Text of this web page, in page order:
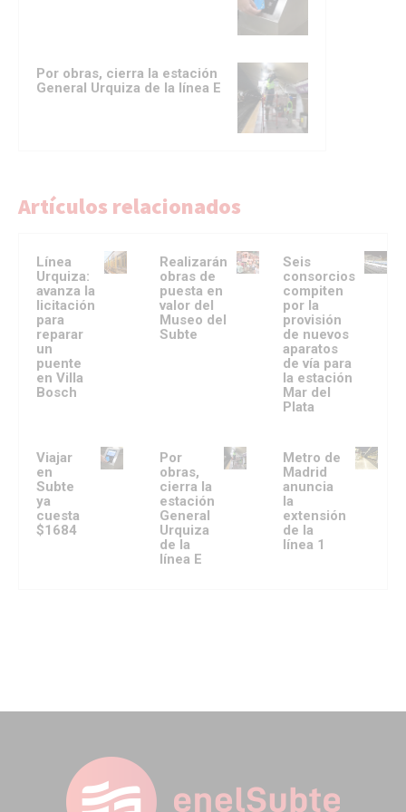
Por obras, cierra la estación
General Urquiza de la línea E
Artículos relacionados
Línea
Urquiza:
avanza la
licitación
para
reparar
un
puente
en Villa
Bosch
Realizarán
obras de
puesta en
valor del
Museo del
Subte
Seis
consorcios
compiten
por la
provisión
de nuevos
aparatos
de vía para
la estación
Mar del
Plata
Viajar
en
Subte
ya
cuesta
$1684
Por
obras,
cierra la
estación
General
Urquiza
de la
línea E
Metro de
Madrid
anuncia
la
extensión
de la
línea 1